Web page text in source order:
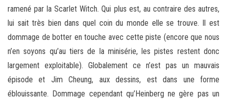
ramené par la Scarlet Witch. Qui plus est, au contraire des autres,
lui sait très bien dans quel coin du monde elle se trouve. Il est
dommage de botter en touche avec cette piste (encore que nous
n’en soyons qu’au tiers de la minisérie, les pistes restent donc
largement exploitable). Globalement ce n’est pas un mauvais
épisode et Jim Cheung, aux dessins, est dans une forme
éblouissante. Dommage cependant qu’Heinberg ne gère pas un